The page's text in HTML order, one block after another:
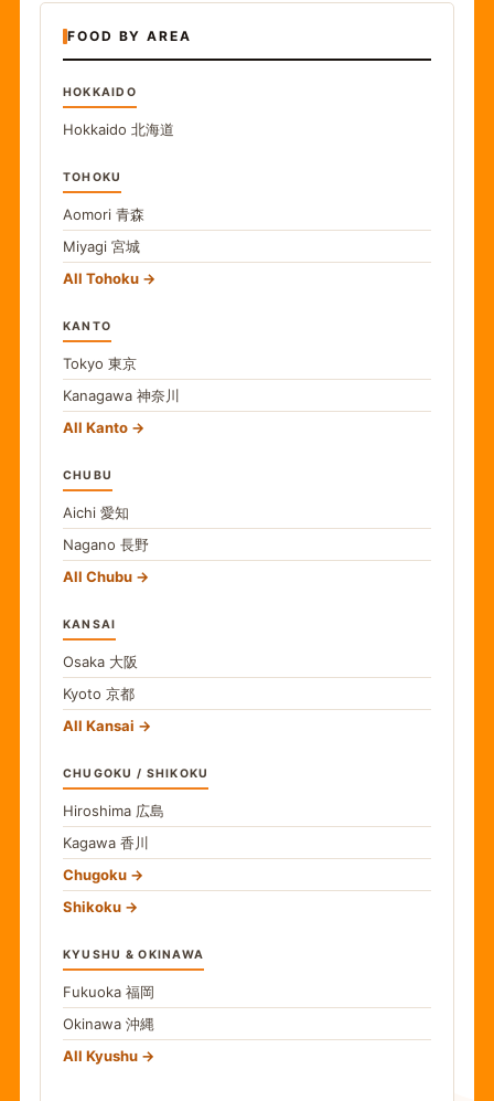
FOOD BY AREA
HOKKAIDO
Hokkaido 北海道
TOHOKU
Aomori 青森
Miyagi 宮城
All Tohoku
KANTO
Tokyo 東京
Kanagawa 神奈川
All Kanto
CHUBU
Aichi 愛知
Nagano 長野
All Chubu
KANSAI
Osaka 大阪
Kyoto 京都
All Kansai
CHUGOKU / SHIKOKU
Hiroshima 広島
Kagawa 香川
Chugoku
Shikoku
KYUSHU & OKINAWA
Fukuoka 福岡
Okinawa 沖縄
All Kyushu